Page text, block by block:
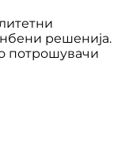
решенија.
потрошувачи